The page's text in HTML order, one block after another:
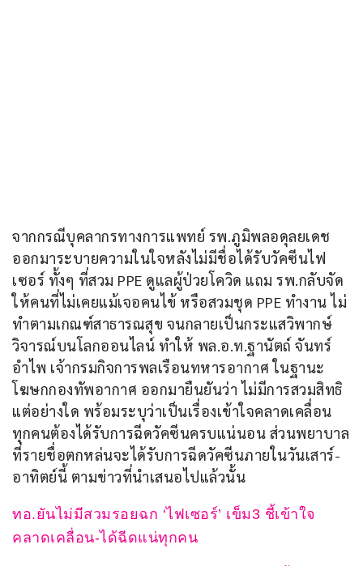
จากกรณีบุคลากรทางการแพทย์​ รพ.ภูมิพลอดุลยเดช
ออกมาระบายความในใจหลังไม่มีชื่อได้รับวัคซีนไฟ
เซอร์ ทั้งๆ​ ที่สวม​ PPE ดูแลผู้ป่วยโควิด แถม​ รพ.กลับจัด
ให้คนที่ไม่เคยแม้เจอคนไข้ หรือสวมชุด PPE ทำงาน ไม่
ทำตามเกณฑ์สาธารณสุข จนกลายเป็นกระแสวิพากษ์
วิจารณ์บนโลกออนไลน์ ทำให้​ พล.อ.ท.ฐานัตถ์ จันทร์
อำไพ เจ้ากรมกิจการพลเรือนทหารอากาศ ในฐานะ
โฆษกกองทัพอากาศ ออกมายืนยันว่า ไม่มีการสวมสิทธิ
แต่อย่างใด พร้อมระบุว่าเป็นเรื่องเข้าใจคลาดเคลื่อน
ทุกคนต้องได้รับการฉีดวัคซีนครบแน่นอน ส่วนพยาบาล
ที่รายชื่อตกหล่นจะได้รับการฉีดวัคซีนภายในวันเสาร์-
อาทิตย์นี้ ตามข่าวที่นำเสนอไปแล้วนั้น
ทอ.ยันไม่มีสวมรอยฉก ‘ไฟเซอร์’ เข็ม3 ชี้เข้าใจ
คลาดเคลื่อน-ได้ฉีดแน่ทุกคน